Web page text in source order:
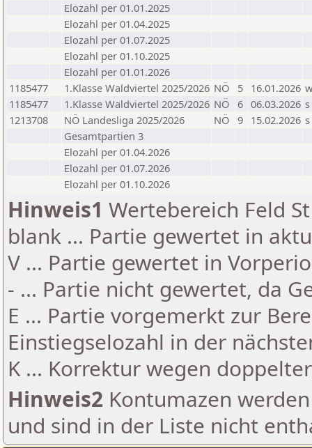
Elozahl per 01.01.2025
Elozahl per 01.04.2025
Elozahl per 01.07.2025
Elozahl per 01.10.2025
Elozahl per 01.01.2026
1185477
1.Klasse Waldviertel 2025/2026 NÖ 5 16.01.2026
1185477
1.Klasse Waldviertel 2025/2026 NÖ 6 06.03.2026 s
1213708
NÖ Landesliga 2025/2026 NÖ 9 15.02.2026 s
Gesamtpartien 3
Elozahl per 01.04.2026
Elozahl per 01.07.2026
Elozahl per 01.10.2026
Hinweis1 Wertebereich Feld
blank ... Partie gewertet in
V ... Partie gewertet in
- ... Partie nicht gewertet, da
E ... Partie vorgemerkt zur
Einstiegselozahl in der
K ... Korrektur wegen
Hinweis2 Kontumazen
und sind in der Liste nicht